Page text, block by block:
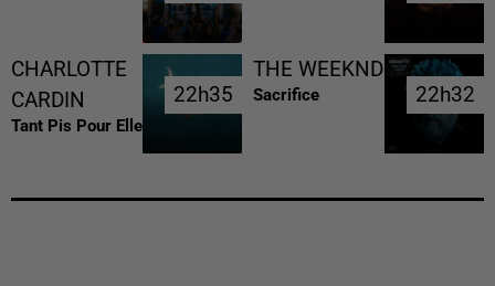
CHARLOTTE
CARDIN
Tant Pis Pour Elle
22h35
22h35
THE WEEKND
Sacrifice 22h32
22h32